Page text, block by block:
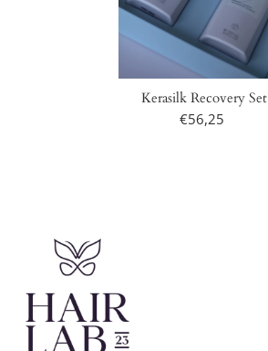
Kerasilk Recovery Set
€56,25